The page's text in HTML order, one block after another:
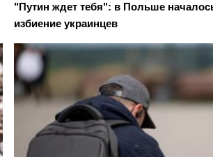
"Путин ждет тебя": в Польше
избиение украинцев